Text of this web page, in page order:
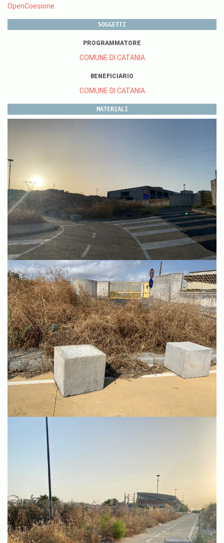
OpenCoesione
SOGGETTI
PROGRAMMATORE
COMUNE DI CATANIA
BENEFICIARIO
COMUNE DI CATANIA
MATERIALI